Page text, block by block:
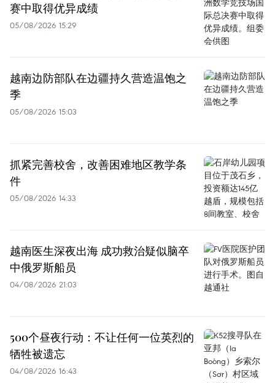
赛中取得优异成绩
05/08/2026 15:29
越南边防部队在边疆持久营造温饱之
季
05/08/2026 15:03
抓紧完善校舍，改善困难地区教学条
件
05/08/2026 14:33
越南医生深夜出海 成功救治疑似脑卒
中俄罗斯船员
04/08/2026 21:03
500个昼夜行动：不让任何一位英烈的
牺牲被遗忘
04/08/2026 16:43